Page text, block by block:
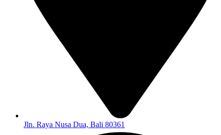
Jln. Raya Nusa Dua, Bali 80361